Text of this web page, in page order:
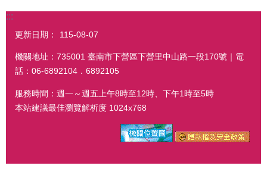
:::
更新日期： 115-08-07
機關地址：735001 臺南市下營區下營里中山路一段170號｜電
話：06-6892104．6892105
服務時間：週一～週五上午8時至12時、下午1時至5時
本站建議最佳瀏覽解析度 1024x768